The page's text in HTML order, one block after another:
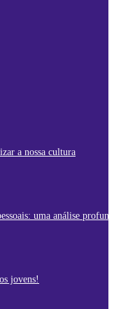
a nossa cultura
uma análise
jovens!